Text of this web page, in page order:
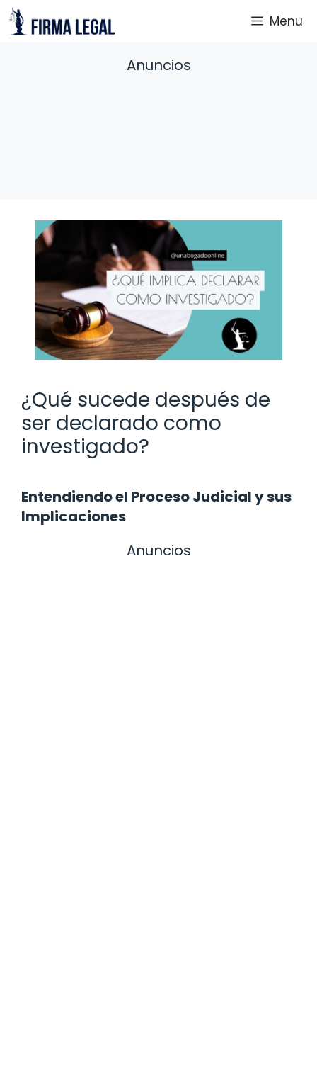
Saltar
al
Menu
Anuncios
¿Qué sucede después de
ser declarado como
investigado?
Entendiendo el Proceso Judicial y sus
Implicaciones
Anuncios